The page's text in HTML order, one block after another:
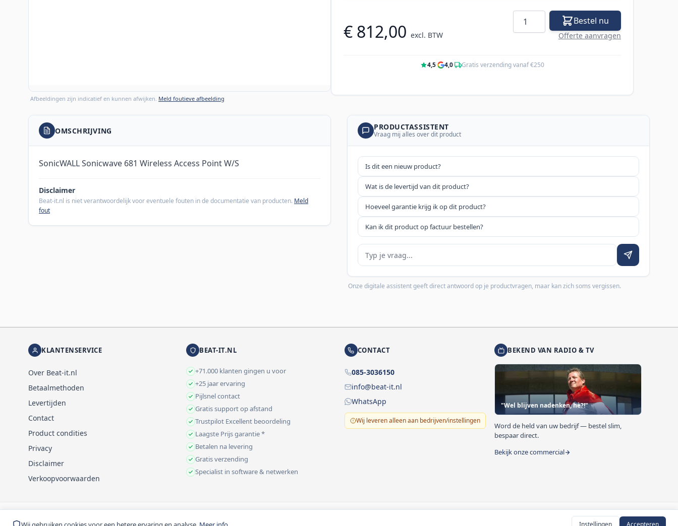
Instellingen Accepteren
Afbeeldingen zijn indicatief en kunnen afwijken. Meld foutieve afbeelding
€ 812,00 excl. BTW
Aantal Bestel nu
Offerte aanvragen
4,5· 4,0· Gratis verzending vanaf €250
OMSCHRIJVING
SonicWALL Sonicwave 681 Wireless Access Point W/S
Disclaimer
Beat-it.nl is niet verantwoordelijk voor eventuele fouten in de documentatie van producten. Meld
fout
PRODUCTASSISTENT
Vraag mij alles over dit product
Is dit een nieuw product?
Wat is de levertijd van dit product?
Hoeveel garantie krijg ik op dit product?
Kan ik dit product op factuur bestellen?
Je vraag
Onze digitale assistent geeft direct antwoord op je productvragen, maar kan zich soms vergissen.
KLANTENSERVICE
Over Beat-it.nl
Betaalmethoden
Levertijden
Contact
Product condities
Privacy
Disclaimer
Verkoopvoorwaarden
BEAT-IT.NL
+71.000 klanten gingen u voor
+25 jaar ervaring
Pijlsnel contact
Gratis support op afstand
Trustpilot Excellent beoordeling
Laagste Prijs garantie *
Betalen na levering
Gratis verzending
Specialist in software & netwerken
CONTACT
085-3036150
info@beat-it.nl
WhatsApp
Wij leveren alleen aan bedrijven/instellingen
BEKEND VAN RADIO & TV
"Wel blijven nadenken, hè?!"
Word de held van uw bedrijf — bestel slim,
bespaar direct.
Bekijk onze commercial
© 1999-2026 Beat-it.nl. Vermelde prijzen zijn excl. BTW tenzij anders vermeld.